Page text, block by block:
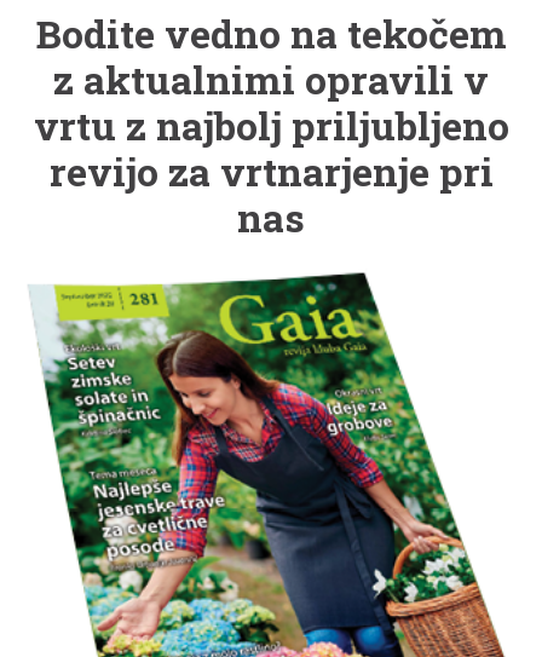
Bodite vedno na tekočem
z aktualnimi opravili v
vrtu z najbolj priljubljeno
revijo za vrtnarjenje pri
nas